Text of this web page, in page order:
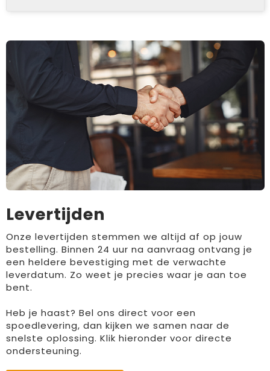
Levertijden
Onze levertijden stemmen we altijd af op jouw
bestelling. Binnen 24 uur na aanvraag ontvang je
een heldere bevestiging met de verwachte
leverdatum. Zo weet je precies waar je aan toe
bent.
Heb je haast? Bel ons direct voor een
spoedlevering, dan kijken we samen naar de
snelste oplossing. Klik hieronder voor directe
ondersteuning.